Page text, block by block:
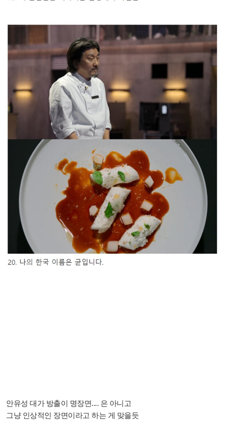
안유성 대가 방출이 명장면.... 은 아니고
그냥 인상적인 장면이라고 하는 게 맞을듯